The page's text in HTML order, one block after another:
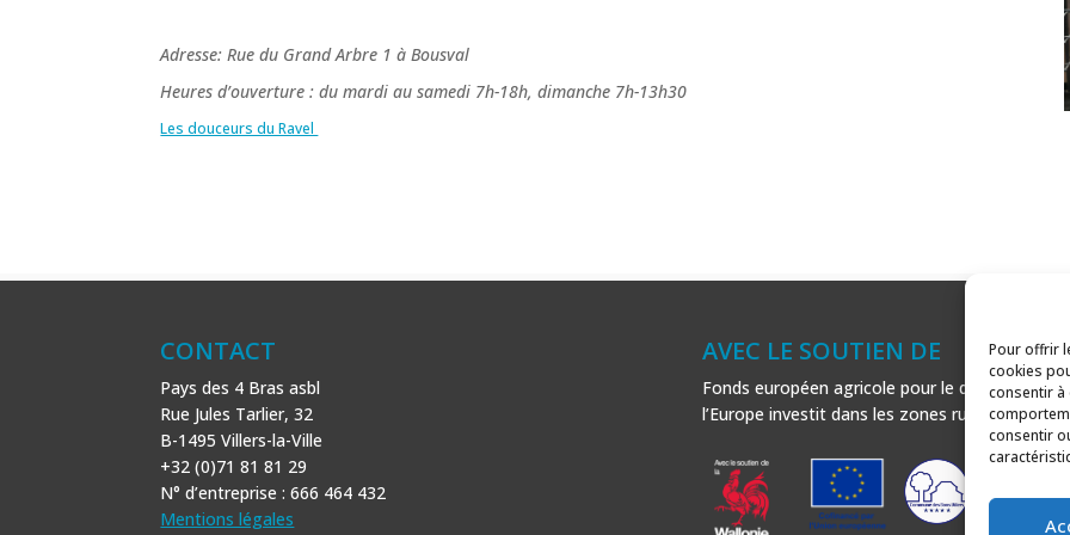
Pour offrir
cookies
consentir
consentir
Adresse: Rue du Grand Arbre 1 à Bousval
Heures d’ouverture : du mardi au samedi 7h-18h, dimanche 7h-13h30
Les douceurs du Ravel
CONTACT
Pays des 4 Bras asbl
Rue Jules Tarlier, 32
B-1495 Villers-la-Ville
+32 (0)71 81 81 29
N° d’entreprise : 666 464 432
Mentions légales
AVEC LE SOUTIEN DE
Fonds européen agricole pour le
l’Europe investit dans les zones rurales.